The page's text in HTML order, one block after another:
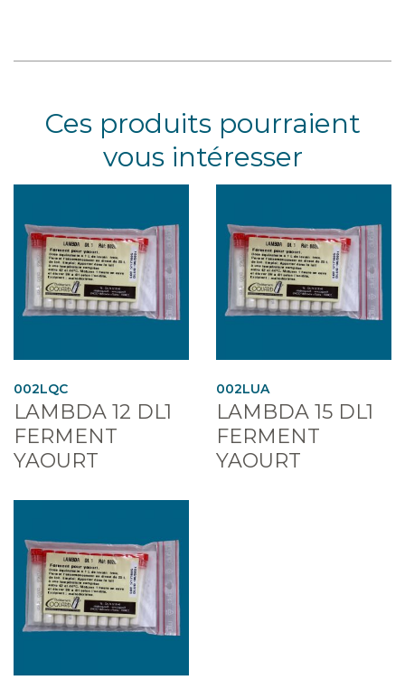
Ces produits pourraient
vous intéresser
002LQC
LAMBDA 12 DL1
FERMENT
YAOURT
002LUA
LAMBDA 15 DL1
FERMENT
YAOURT